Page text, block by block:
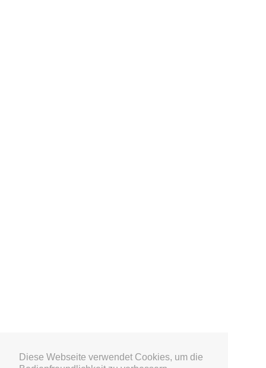
Diese Webseite verwendet Cookies, um die